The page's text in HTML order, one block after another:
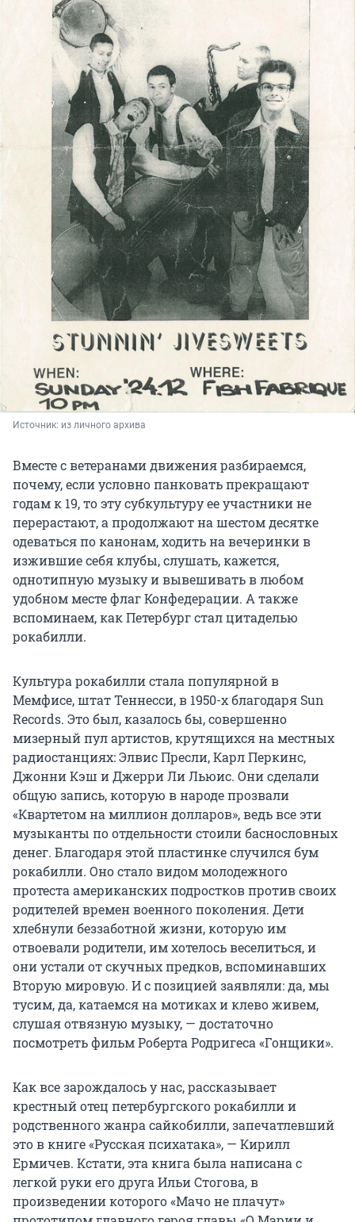
Источник: из личного архива
Вместе с ветеранами движения разбираемся,
почему, если условно панковать прекращают
годам к 19, то эту субкультуру ее участники не
перерастают, а продолжают на шестом десятке
одеваться по канонам, ходить на вечеринки в
изжившие себя клубы, слушать, кажется,
однотипную музыку и вывешивать в любом
удобном месте флаг Конфедерации. А также
вспоминаем, как Петербург стал цитаделью
рокабилли.
Культура рокабилли стала популярной в
Мемфисе, штат Теннесси, в 1950-х благодаря Sun
Records. Это был, казалось бы, совершенно
мизерный пул артистов, крутящихся на местных
радиостанциях: Элвис Пресли, Карл Перкинс,
Джонни Кэш и Джерри Ли Льюис. Они сделали
общую запись, которую в народе прозвали
«Квартетом на миллион долларов», ведь все эти
музыканты по отдельности стоили баснословных
денег. Благодаря этой пластинке случился бум
рокабилли. Оно стало видом молодежного
протеста американских подростков против своих
родителей времен военного поколения. Дети
хлебнули беззаботной жизни, которую им
отвоевали родители, им хотелось веселиться, и
они устали от скучных предков, вспоминавших
Вторую мировую. И с позицией заявляли: да, мы
тусим, да, катаемся на мотиках и клево живем,
слушая отвязную музыку, — достаточно
посмотреть фильм Роберта Родригеса «Гонщики».
Как все зарождалось у нас, рассказывает
крестный отец петербургского рокабилли и
родственного жанра сайкобилли, запечатлевший
это в книге «Русская психатака», — Кирилл
Ермичев. Кстати, эта книга была написана с
легкой руки его друга Ильи Стогова, в
произведении которого «Мачо не плачут»